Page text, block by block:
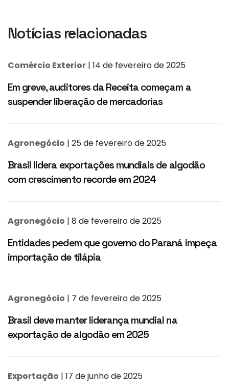
Notícias relacionadas
Comércio Exterior | 14 de fevereiro de 2025
Em greve, auditores da Receita começam a
suspender liberação de mercadorias
Agronegócio | 25 de fevereiro de 2025
Brasil lidera exportações mundiais de algodão
com crescimento recorde em 2024
Agronegócio | 8 de fevereiro de 2025
Entidades pedem que governo do Paraná impeça
importação de tilápia
Agronegócio | 7 de fevereiro de 2025
Brasil deve manter liderança mundial na
exportação de algodão em 2025
Exportação | 17 de junho de 2025